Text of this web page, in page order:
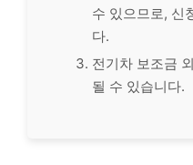
수 있으므로, 신
다.
전기차 보조금
될 수 있습니다.